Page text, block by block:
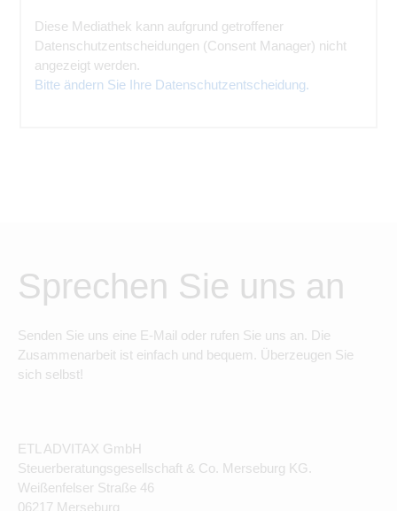
Diese Mediathek kann aufgrund getroffener
Datenschutzentscheidungen (Consent Manager) nicht
angezeigt werden.
Bitte ändern Sie Ihre Datenschutzentscheidung.
Sprechen Sie uns an
Senden Sie uns eine E-Mail oder rufen Sie uns an. Die
Zusammenarbeit ist einfach und bequem. Überzeugen Sie
sich selbst!
ETL ADVITAX GmbH
Steuerberatungsgesellschaft & Co. Merseburg KG.
Weißenfelser Straße 46
06217 Merseburg